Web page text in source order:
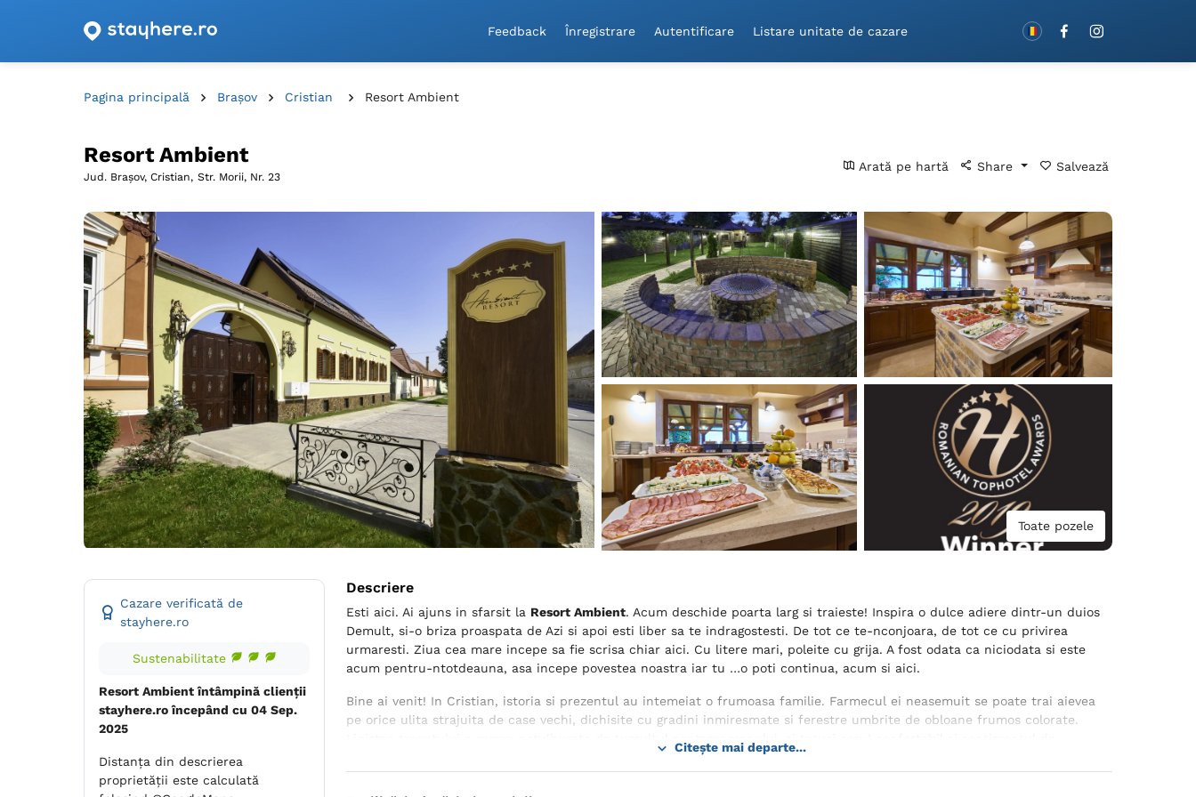
Feedback
Înregistrare Autentificare Listare unitate de cazare
Pagina principală Brașov Cristian Resort Ambient
Resort Ambient
Jud. Brașov, Cristian, Str. Morii, Nr. 23
Arată pe hartă Share Salvează
Toate pozele
Cazare verificată de
stayhere.ro
Sustenabilitate
Resort Ambient întâmpină clienții
stayhere.ro începând cu 04 Sep.
2025
Distanța din descrierea
proprietății este calculată
Descriere
Esti aici. Ai ajuns in sfarsit la Resort Ambient. Acum deschide poarta larg si traieste! Inspira o dulce adiere dintr-un duios
Demult, si-o briza proaspata de Azi si apoi esti liber sa te indragostesti. De tot ce te-nconjoara, de tot ce cu privirea
urmaresti. Ziua cea mare incepe sa fie scrisa chiar aici. Cu litere mari, poleite cu grija. A fost odata ca niciodata si este
acum pentru-ntotdeauna, asa incepe povestea noastra iar tu …o poti continua, acum si aici.
Bine ai venit! In Cristian, istoria si prezentul au intemeiat o frumoasa familie. Farmecul ei neasemuit se poate trai aievea
pe orice ulita strajuita de case vechi, dichisite cu gradini inmiresmate si ferestre umbrite de obloane frumos colorate.
bunastare a prezentului este nelipsit oriunde te indrepti cu privirea sau cu pasul. De poposesti la Ambient, lin si tihnit iti
va fi somnul in cele saptesprezece camere, care te-asteapta ferchezuite cu asternuturi dalbe impodobite cu broderii
iscusite si induiosate cu frumoase motive florale sasesti, ce se astern cuminti pe lemnul dulce al pieselor de mobilier.
Citește mai departe...